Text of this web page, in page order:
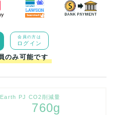
会員の方は
ログイン
のみ可能です
PJ CO2削減量
760g